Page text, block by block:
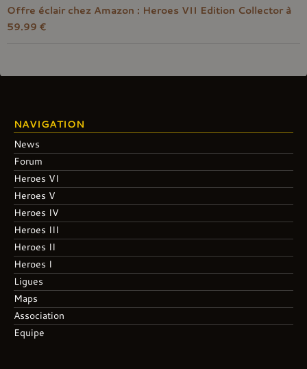
Offre éclair chez Amazon : Heroes VII Edition Collector à
59.99 €
NAVIGATION
News
Forum
Heroes VI
Heroes V
Heroes IV
Heroes III
Heroes II
Heroes I
Ligues
Maps
Association
Equipe